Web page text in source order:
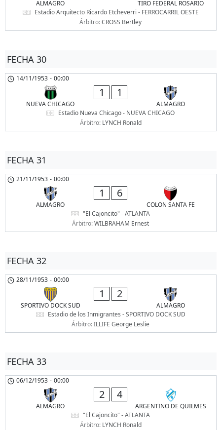
ALMAGRO
TIRO FEDERAL ROSARIO
Estadio Arquitecto Ricardo Etcheverri - FERROCARRIL OESTE
Árbitro:CROSS Bertley
FECHA 30
14/11/1953 - 00:00
NUEVA CHICAGO
1 1
ALMAGRO
Estadio Nueva Chicago - NUEVA CHICAGO
Árbitro: LYNCH Ronald
FECHA 31
21/11/1953 - 00:00
ALMAGRO
1 6
COLON SANTA FE
"El Cajoncito" - ATLANTA
Árbitro:WILBRAHAM Ernest
FECHA 32
28/11/1953 - 00:00
SPORTIVO DOCK SUD
1 2
ALMAGRO
Estadio de los Inmigrantes - SPORTIVO DOCK SUD
Árbitro:ILLIFE George Leslie
FECHA 33
06/12/1953 - 00:00
ALMAGRO
2 4
ARGENTINO DE QUILMES
"El Cajoncito" - ATLANTA
Árbitro: LYNCH Ronald